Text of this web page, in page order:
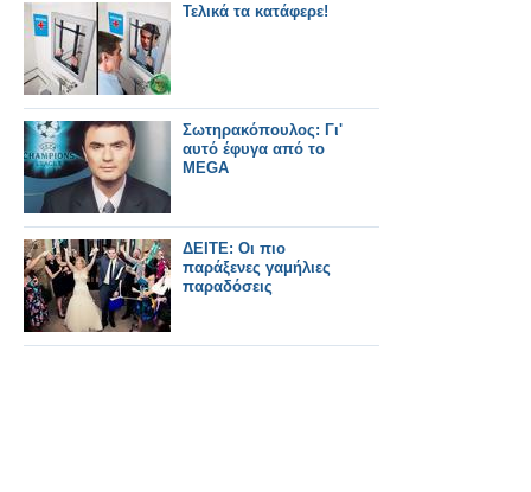
Τελικά τα κατάφερε!
Σωτηρακόπουλος: Γι'
αυτό έφυγα από το
MEGA
ΔΕΙΤΕ: Οι πιο
παράξενες γαμήλιες
παραδόσεις